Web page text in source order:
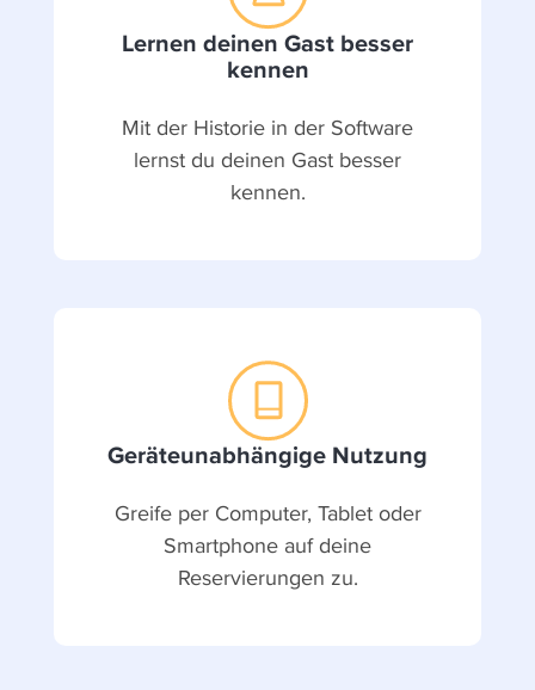
Lernen deinen Gast besser
kennen
Mit der Historie in der Software
lernst du deinen Gast besser
kennen.
Geräteunabhängige Nutzung
Greife per Computer, Tablet oder
Smartphone auf deine
Reservierungen zu.